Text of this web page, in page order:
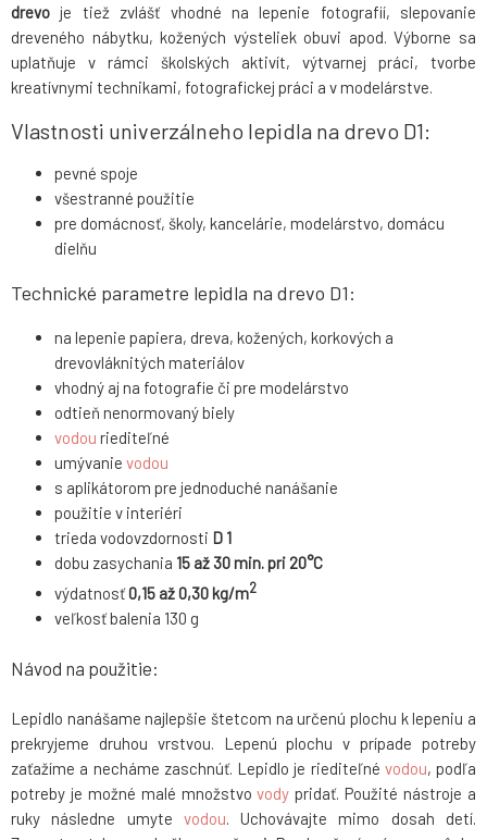
drevoje tiež zvlášť vhodné na lepenie fotografií, slepovanie
dreveného nábytku, kožených výsteliek obuvi apod.Výborne sa
uplatňuje v rámci školských aktivít, výtvarnej práci, tvorbe
kreatívnymi technikami, fotografickej práci a v modelárstve.
Vlastnosti univerzálneho lepidla na drevo D1:
pevné spoje
všestranné použitie
pre domácnosť, školy, kancelárie, modelárstvo, domácu
dielňu
Technické parametre lepidla na drevo D1:
na lepenie papiera, dreva, kožených, korkových a
drevovláknitých materiálov
vhodný aj na fotografie či pre modelárstvo
odtieň nenormovaný biely
vodou riediteľné
umývanie vodou
s aplikátorom pre jednoduché nanášanie
použitie v interiéri
trieda vodovzdornosti D 1
dobu zasychania 15 až 30 min. pri 20°C
výdatnosť0,15 až 0,30 kg/m2
veľkosť balenia 130 g
Návod na použitie:
Lepidlo nanášame najlepšie štetcom na určenú plochu k lepeniu a
prekryjeme druhou vrstvou. Lepenú plochu v prípade potreby
zaťažíme a necháme zaschnúť. Lepidlo je riediteľné vodou, podľa
potreby je možné malé množstvovody pridať. Použité nástroje a
ruky následne umyte vodou.Uchovávajte mimo dosah detí.